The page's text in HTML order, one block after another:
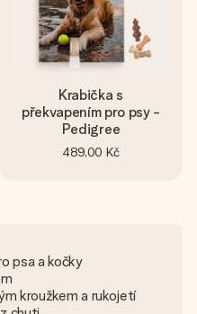
Krabička s
překvapením pro psy -
Pedigree
489,00 Kč
psa a kočky
kroužkem a rukojetí